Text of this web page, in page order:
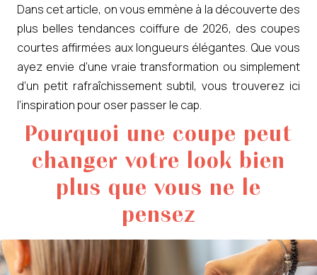
Dans cet article, on vous emmène à la découverte des
plus belles tendances coiffure de 2026, des coupes
courtes affirmées aux longueurs élégantes. Que vous
ayez envie d’une vraie transformation ou simplement
d’un petit rafraîchissement subtil, vous trouverez ici
l’inspiration pour oser passer le cap.
Pourquoi une coupe peut
changer votre look bien
plus que vous ne le
pensez